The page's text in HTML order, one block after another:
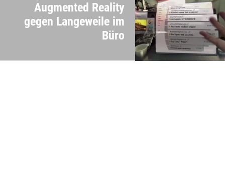
Augmented Reality
gegen Langeweile im
Büro